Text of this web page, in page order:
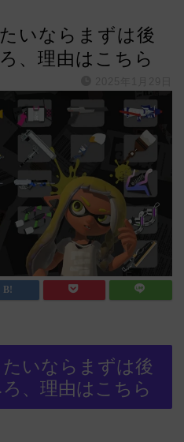
いならまずは後
、理由はこちら
いならまずは後
、理由はこちら